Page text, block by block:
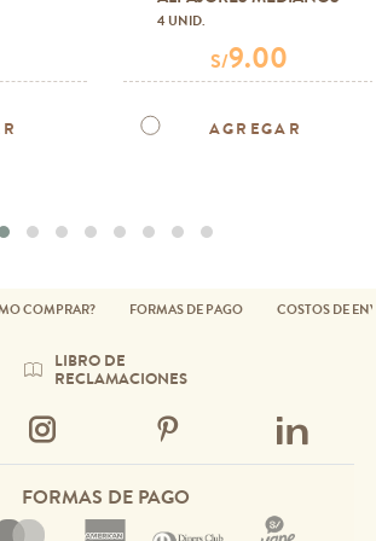
4 UNID.
S/9.00
AGREGAR
COMPRAR? FORMAS DE PAGO COSTOS DE
LIBRO DE
RECLAMACIONES
FORMAS DE PAGO